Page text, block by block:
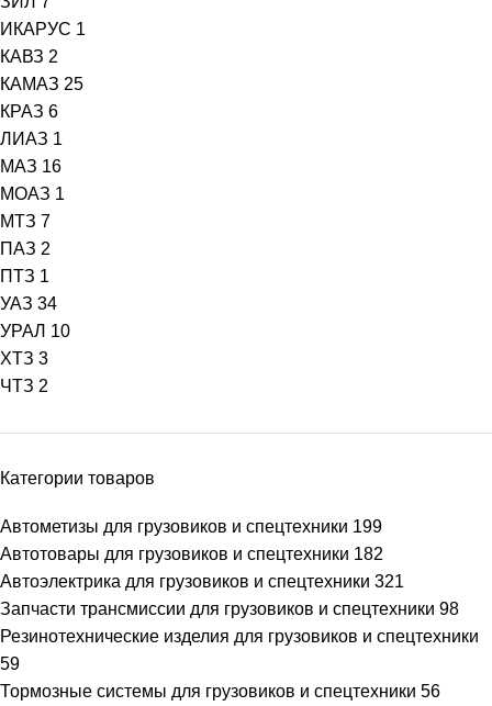
ИКАРУС 1
КАВЗ 2
КАМАЗ 25
КРАЗ 6
ЛИАЗ 1
МАЗ 16
МОАЗ 1
МТЗ 7
ПАЗ 2
ПТЗ 1
УАЗ 34
УРАЛ 10
ХТЗ 3
ЧТЗ 2
Категории товаров
Автометизы для грузовиков и спецтехники 199
Автотовары для грузовиков и спецтехники 182
Автоэлектрика для грузовиков и спецтехники 321
Запчасти трансмиссии для грузовиков и спецтехники 98
Резинотехнические изделия для грузовиков и спецтехники
59
Тормозные системы для грузовиков и спецтехники 56